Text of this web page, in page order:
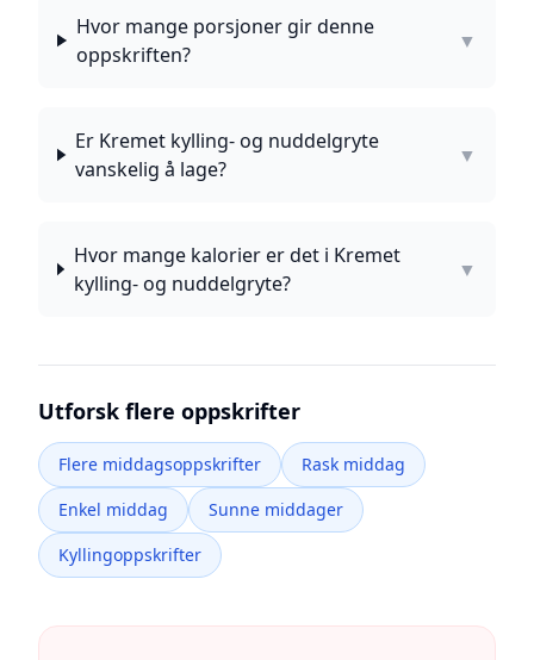
Hvor mange porsjoner gir denne
oppskriften?
▼
Er Kremet kylling- og nuddelgryte
vanskelig å lage?
▼
Hvor mange kalorier er det i Kremet
kylling- og nuddelgryte?
▼
Utforsk flere oppskrifter
Flere middagsoppskrifter
Rask middag
Enkel middag
Sunne middager
Kyllingoppskrifter